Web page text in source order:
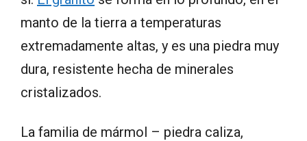
manto de la tierra a temperaturas
extremadamente altas, y es una piedra muy
dura, resistente hecha de minerales
cristalizados.
La familia de mármol – piedra caliza,